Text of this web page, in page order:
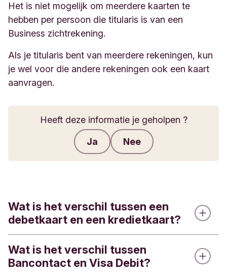
Het is niet mogelijk om meerdere kaarten te
hebben per persoon die titularis is van een
Business zichtrekening.
Als je titularis bent van meerdere rekeningen, kun
je wel voor die andere rekeningen ook een kaart
aanvragen.
Heeft deze informatie je geholpen ?
Ja Nee
Wat is het verschil tussen een
debetkaart en een kredietkaart?
Wanneer je een debetkaart gebruikt, wordt het
uitgegeven bedrag onmiddellijk van je rekening
Wat is het verschil tussen
Bancontact en Visa Debit?